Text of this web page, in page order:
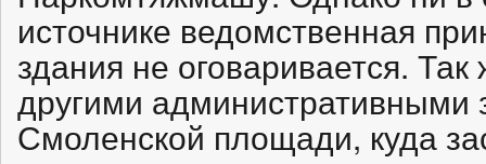
источнике ведомственная
здания не оговаривается.
другими
Смоленской площади, куда